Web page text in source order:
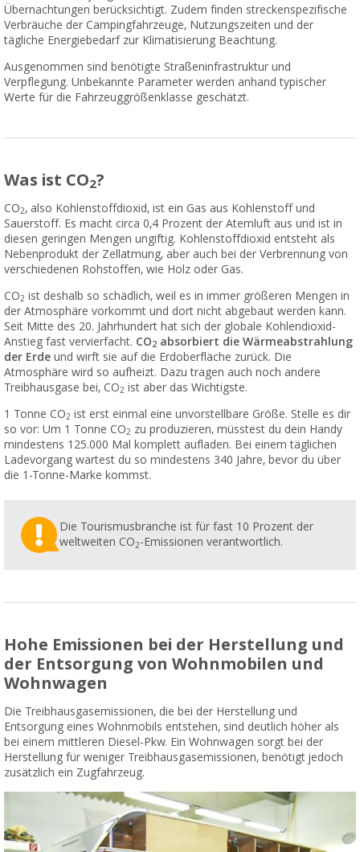
Übernachtungen berücksichtigt. Zudem finden streckenspezifische
Verbräuche der Campingfahrzeuge, Nutzungszeiten und der
tägliche Energiebedarf zur Klimatisierung Beachtung.
Ausgenommen sind benötigte Straßeninfrastruktur und
Verpflegung. Unbekannte Parameter werden anhand typischer
Werte für die Fahrzeuggrößenklasse geschätzt.
Was ist CO2?
CO2, also Kohlenstoffdioxid, ist ein Gas aus Kohlenstoff und
Sauerstoff. Es macht circa 0,4 Prozent der Atemluft aus und ist in
diesen geringen Mengen ungiftig. Kohlenstoffdioxid entsteht als
Nebenprodukt der Zellatmung, aber auch bei der Verbrennung von
verschiedenen Rohstoffen, wie Holz oder Gas.
CO2 ist deshalb so schädlich, weil es in immer größeren Mengen in
der Atmosphäre vorkommt und dort nicht abgebaut werden kann.
Seit Mitte des 20. Jahrhundert hat sich der globale Kohlendioxid-
Anstieg fast vervierfacht. CO2 absorbiert die Wärmeabstrahlung
der Erde und wirft sie auf die Erdoberfläche zurück. Die
Atmosphäre wird so aufheizt. Dazu tragen auch noch andere
Treibhausgase bei, CO2 ist aber das Wichtigste.
1 Tonne CO2 ist erst einmal eine unvorstellbare Größe. Stelle es dir
so vor: Um 1 Tonne CO2 zu produzieren, müsstest du dein Handy
mindestens 125.000 Mal komplett aufladen. Bei einem täglichen
Ladevorgang wartest du so mindestens 340 Jahre, bevor du über
die 1-Tonne-Marke kommst.
Die Tourismusbranche ist für fast 10 Prozent der
weltweiten CO2-Emissionen verantwortlich.
Hohe Emissionen bei der Herstellung und
der Entsorgung von Wohnmobilen und
Wohnwagen
Die Treibhausgasemissionen, die bei der Herstellung und
Entsorgung eines Wohnmobils entstehen, sind deutlich höher als
bei einem mittleren Diesel-Pkw. Ein Wohnwagen sorgt bei der
Herstellung für weniger Treibhausgasemissionen, benötigt jedoch
zusätzlich ein Zugfahrzeug.